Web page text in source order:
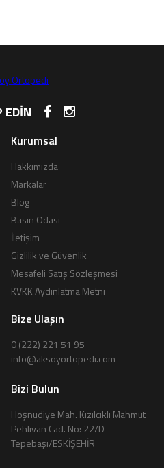
EDİN
Kurumsal
Hakkımızda
Markalar
Blog
Basın Odası
İletişim
Gizlilik ve Güvenlik
Mesafeli Satış Sözleşmesi
KVKK Aydınlatma Metni
Bize Ulaşın
0 (222) 221 51 95
info@aksoyortopedi.com
Bizi Bulun
Hoşnudiye Mah. Kızılcıklı Mahmut
Pehlivan Cad. No: 22/D
Tepebaşı/ESKİŞEHİR